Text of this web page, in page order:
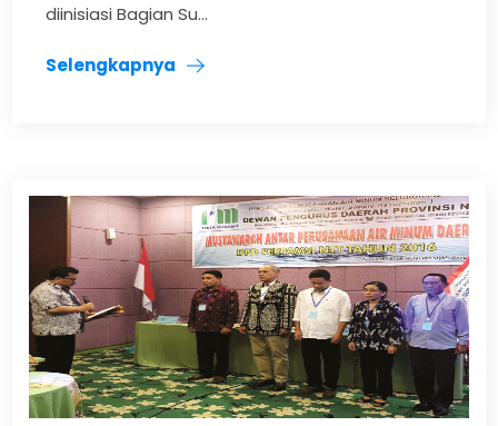
diinisiasi Bagian Su...
Selengkapnya